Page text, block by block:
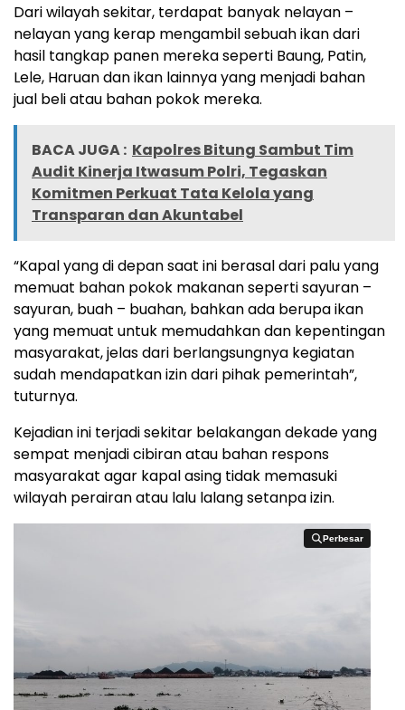
Dari wilayah sekitar, terdapat banyak nelayan –
nelayan yang kerap mengambil sebuah ikan dari
hasil tangkap panen mereka seperti Baung, Patin,
Lele, Haruan dan ikan lainnya yang menjadi bahan
jual beli atau bahan pokok mereka.
BACA JUGA : Kapolres Bitung Sambut Tim
Audit Kinerja Itwasum Polri, Tegaskan
Komitmen Perkuat Tata Kelola yang
Transparan dan Akuntabel
“Kapal yang di depan saat ini berasal dari palu yang
memuat bahan pokok makanan seperti sayuran –
sayuran, buah – buahan, bahkan ada berupa ikan
yang memuat untuk memudahkan dan kepentingan
masyarakat, jelas dari berlangsungnya kegiatan
sudah mendapatkan izin dari pihak pemerintah”,
tuturnya.
Kejadian ini terjadi sekitar belakangan dekade yang
sempat menjadi cibiran atau bahan respons
masyarakat agar kapal asing tidak memasuki
wilayah perairan atau lalu lalang setanpa izin.
Perbesar
Perbesar